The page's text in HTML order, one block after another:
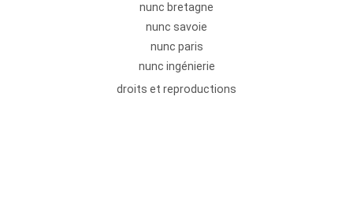
nunc bretagne
nunc savoie
nunc paris
nunc ingénierie
droits et reproductions